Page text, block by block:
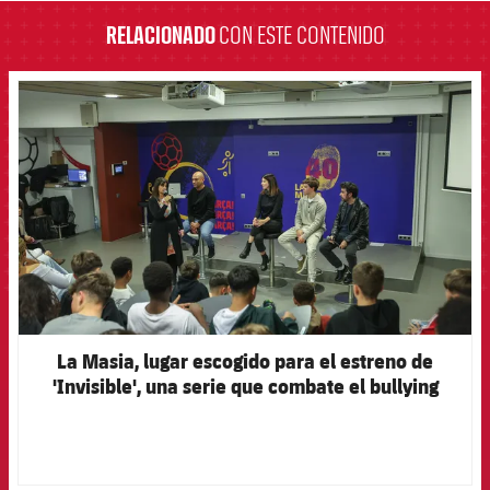
RELACIONADOCON ESTE CONTENIDO
FCB Barcelona badge
La Masia, lugar escogido para el estreno de
'Invisible', una serie que combate el bullying